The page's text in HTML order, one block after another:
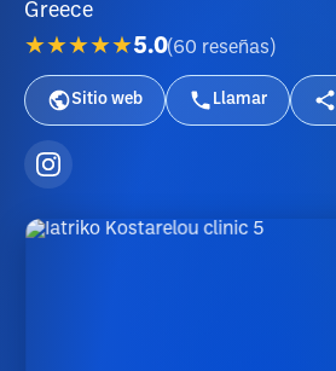
Greece
★★★★★5.0(60 reseñas )
Sitio web Llamar